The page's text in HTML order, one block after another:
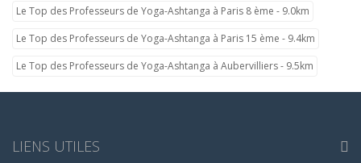
Le Top des Professeurs de Yoga-Ashtanga à Paris 8 ème - 9.0km
Le Top des Professeurs de Yoga-Ashtanga à Paris 15 ème - 9.4km
Le Top des Professeurs de Yoga-Ashtanga à Aubervilliers - 9.5km
LIENS UTILES